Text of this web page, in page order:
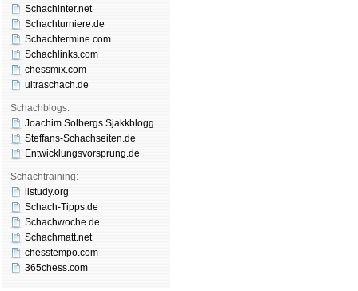
Schachinter.net
Schachturniere.de
Schachtermine.com
Schachlinks.com
chessmix.com
ultraschach.de
Schachblogs:
Joachim Solbergs Sjakkblogg
Steffans-Schachseiten.de
Entwicklungsvorsprung.de
Schachtraining:
listudy.org
Schach-Tipps.de
Schachwoche.de
Schachmatt.net
chesstempo.com
365chess.com